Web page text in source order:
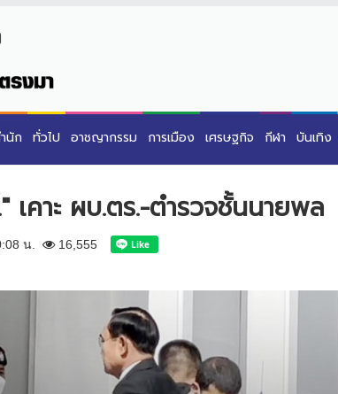
นัก ทั่วไป อาชญากรรม การเมือง เศรษฐกิจ กีฬา บันเทิง
เคาะ ผบ.ตร.-ตำรวจชั้นนายพล
น. 16,555